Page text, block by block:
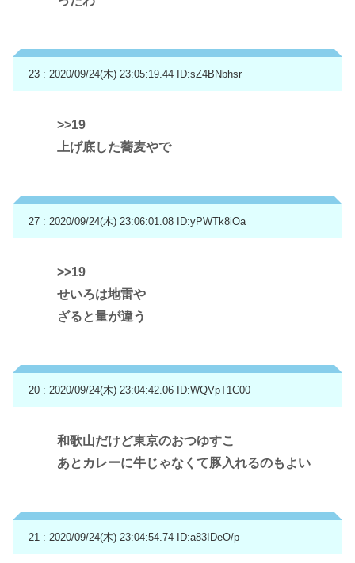
23 : 2020/09/24(木) 23:05:19.44 ID:sZ4BNbhsr
>>19
上げ底した蕎麦やで
27 : 2020/09/24(木) 23:06:01.08 ID:yPWTk8iOa
>>19
せいろは地雷や
ざると量が違う
20 : 2020/09/24(木) 23:04:42.06 ID:WQVpT1C00
和歌山だけど東京のおつゆすこ
あとカレーに牛じゃなくて豚入れるのもよい
21 : 2020/09/24(木) 23:04:54.74 ID:a83IDeO/p